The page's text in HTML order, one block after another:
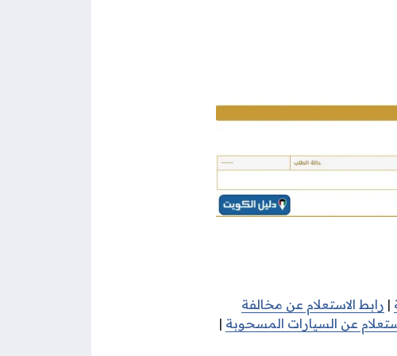
| رابط الاستعلام عن مخالفة
عن السيارات المسحوبة |